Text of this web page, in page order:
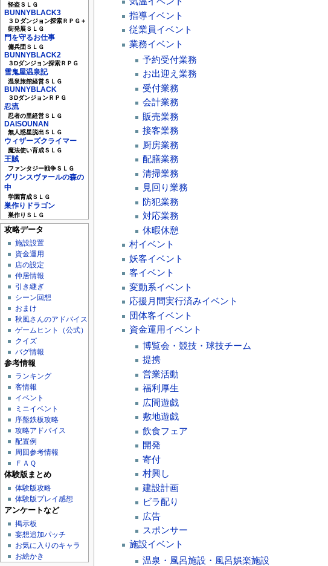
怪盗ＳＬＧ
BUNNYBLACK3
３Ｄダンジョン探索ＲＰＧ＋
街発展ＳＬＧ
門を守るお仕事
傭兵団ＳＬＧ
BUNNYBLACK2
３Dダンジョン探索ＲＰＧ
雪鬼屋温泉記
温泉旅館経営ＳＬＧ
BUNNYBLACK
３DダンジョンＲＰＧ
忍流
忍者の里経営ＳＬＧ
DAISOUNAN
無人惑星脱出ＳＬＧ
ウィザーズクライマー
魔法使い育成ＳＬＧ
王賊
ファンタジー戦争ＳＬＧ
グリンスヴァールの森の
中
学園育成ＳＬＧ
巣作りドラゴン
巣作りＳＬＧ
攻略データ
施設設置
資金運用
店の設定
仲居情報
引き継ぎ
シーン回想
おまけ
秋風さんのアドバイス
ゲームヒント（公式）
クイズ
バグ情報
参考情報
ランキング
客情報
イベント
ミニイベント
序盤鉄板攻略
攻略アドバイス
配置例
周回参考情報
ＦＡＱ
体験版まとめ
体験版攻略
体験版プレイ感想
アンケートなど
掲示板
妄想追加パッチ
お気に入りのキャラ
お絵かき
指導イベント
従業員イベント
業務イベント
予約受付業務
お出迎え業務
受付業務
会計業務
販売業務
接客業務
厨房業務
配膳業務
清掃業務
見回り業務
防犯業務
対応業務
休暇休憩
村イベント
妖客イベント
客イベント
変動系イベント
応援月間実行済みイベント
団体客イベント
資金運用イベント
博覧会・競技・球技チーム
提携
営業活動
福利厚生
広間遊戯
敷地遊戯
飲食フェア
開発
寄付
村興し
建設計画
ビラ配り
広告
スポンサー
施設イベント
温泉・風呂施設・風呂娯楽施設